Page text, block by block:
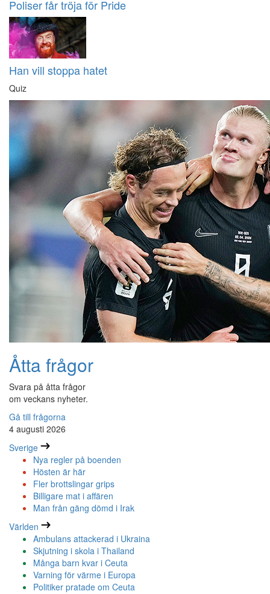
Poliser får tröja för Pride
Han vill stoppa hatet
Quiz
Åtta frågor
Svara på åtta frågor
om veckans nyheter.
Gå till frågorna
4 augusti 2026
Sverige
Nya regler på boenden
Hösten är här
Fler brottslingar grips
Billigare mat i affären
Man från gäng dömd i Irak
Världen
Ambulans attackerad i Ukraina
Skjutning i skola i Thailand
Många barn kvar i Ceuta
Varning för värme i Europa
Politiker pratade om Ceuta